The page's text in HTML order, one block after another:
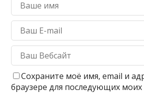
Сохраните моё имя, email и
браузере для последующих